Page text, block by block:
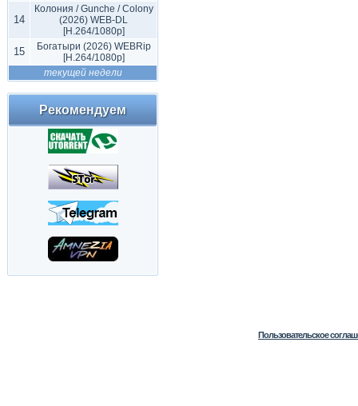
14
Колония / Gunche / Colony
(2026) WEB-DL
[H.264/1080p]
15
Богатыри (2026) WEBRip
[H.264/1080p]
текущей недели
Рекомендуем
Пользовательское